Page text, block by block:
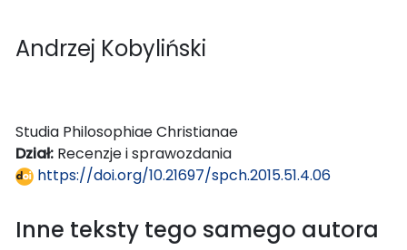
Andrzej Kobyliński
Studia Philosophiae Christianae
Dział: Recenzje i sprawozdania
https://doi.org/10.21697/spch.2015.51.4.06
Inne teksty tego samego autora